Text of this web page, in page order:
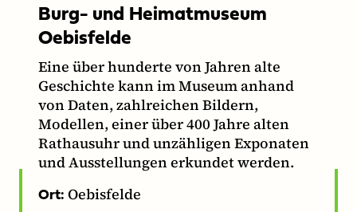
Burg- und Heimatmuseum
Oebisfelde
Eine über hunderte von Jahren alte
Geschichte kann im Museum anhand
von Daten, zahlreichen Bildern,
Modellen, einer über 400 Jahre alten
Rathausuhr und unzähligen Exponaten
und Ausstellungen erkundet werden.
Ort: Oebisfelde